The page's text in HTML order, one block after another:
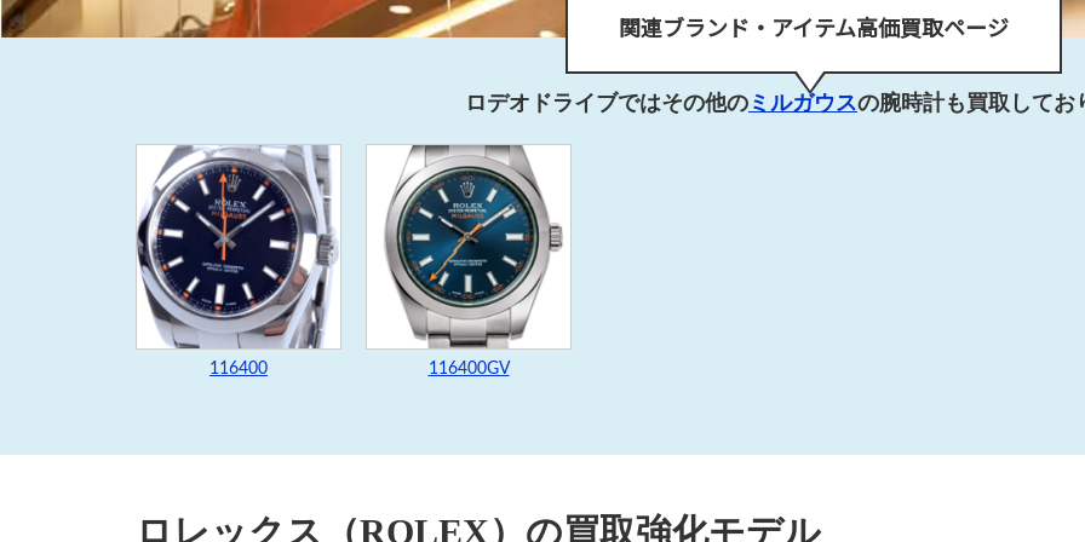
関連ブランド・アイテム高価買取ページ
ロデオドライブではその他の ミルガウスの腕時計も買取してお
116400 116400GV
ロレックス（ROLEX）の買取強化モデル